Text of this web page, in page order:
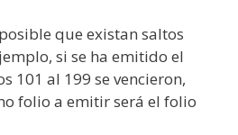
que existan saltos
si se ha emitido el
101 al 199 se vencieron,
folio a emitir será el folio